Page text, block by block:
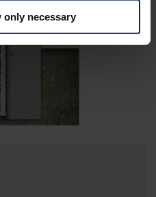
only necessary